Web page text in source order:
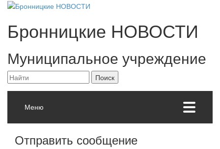
Бронницкие НОВОСТИ
Муниципальное учреждение
Меню
Отправить сообщение